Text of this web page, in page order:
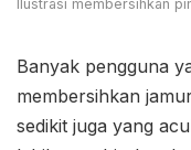
Ilustrasi membersihkan
Banyak pengguna
membersihkan
sedikit juga yang